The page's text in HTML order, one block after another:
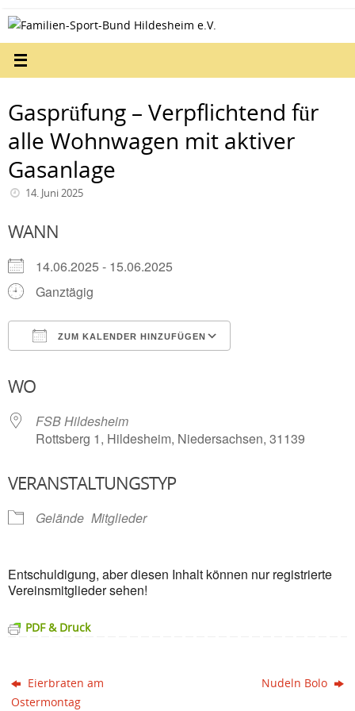
Inhalt
springen
Gasprüfung – Verpflichtend für
alle Wohnwagen mit aktiver
Gasanlage
14. Juni 2025
WANN
14.06.2025 - 15.06.2025
Ganztägig
ZUM KALENDER HINZUFÜGEN
WO
FSB Hildesheim
Rottsberg 1, Hildesheim, Niedersachsen, 31139
VERANSTALTUNGSTYP
Gelände Mitglieder
Entschuldigung, aber diesen Inhalt können nur registrierte
Vereinsmitglieder sehen!
PDF & Druck
Eierbraten am
Ostermontag
Nudeln Bolo